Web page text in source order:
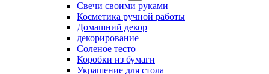
Свечи своими руками
Косметика ручной работы
Домашний декор
декорирование
Соленое тесто
Коробки из бумаги
Украшение для стола